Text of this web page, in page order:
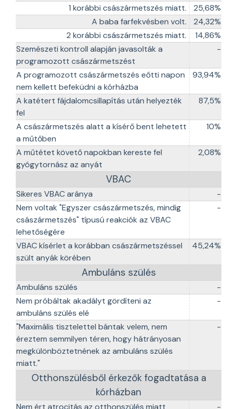
1 korábbi császármetszés miatt.
25,68%
A baba farfekvésben volt.
24,32%
2 korábbi császármetszés miatt.
14,86%
Szemészeti kontroll alapján javasolták a
programozott császármetszést
-
A programozott császármetszés eőtti napon
nem kellett befeküdni a kórházba
93,94%
A katétert fájdalomcsillapítás után helyezték
fel
87,5%
A császármetszés alatt a kísérő bent lehetett
a műtőben
10%
A műtétet követő napokban kereste fel
gyógytornász az anyát
2,08%
VBAC
Sikeres VBAC aránya
-
Nem voltak "Egyszer császármetszés, mindig
császármetszés" típusú reakciók az VBAC
lehetőségére
-
VBAC kísérlet a korábban császármetszéssel
szült anyák körében
45,24%
Ambuláns szülés
Ambuláns szülés
-
Nem próbáltak akadályt gördíteni az
ambuláns szülés elé
-
"Maximális tisztelettel bántak velem, nem
éreztem semmilyen téren, hogy hátrányosan
megkülönböztetnének az ambuláns szülés
miatt."
-
Otthonszülésből érkezők fogadtatása a
kórházban
Nem ért atrocitás az otthonszülés miatt -